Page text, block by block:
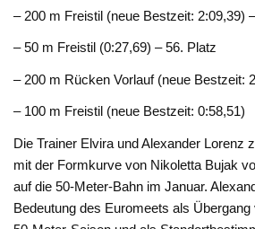
– 200 m Freistil (neue Bestzeit: 2:09,39)
– 50 m Freistil (0:27,69) – 56. Platz
– 200 m Rücken Vorlauf (neue Bestzeit:
– 100 m Freistil (neue Bestzeit: 0:58,51)
Die Trainer Elvira und Alexander Lorenz
mit der Formkurve von Nikoletta Bujak
auf die 50-Meter-Bahn im Januar.
Bedeutung des Euromeets als